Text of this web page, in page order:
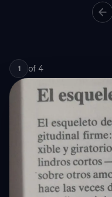
1 of 4